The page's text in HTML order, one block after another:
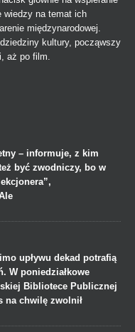
wiedzy na temat ich
międzynarodowej.
kultury, począwszy
aż po film.
– informuje, z kim
być zwodniczy, bo w
upływu dekad potrafią
W poniedziałkowe
Bibliotece Publicznej
na chwilę zwolnił